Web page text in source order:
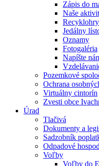
Zápis do
Naše
Recyklohry
Jedálny
Oznamy
Fotogaléria
Napíšte
Pozemkové
Ochrana
Virtuálny cintorín
Zvesti obce
Úrad
Tlačivá
Dokumenty a
Sadzobník
Odpadové
Voľby
Voľby do